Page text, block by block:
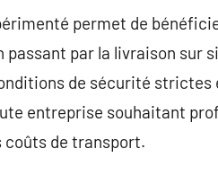
permet de
par la livraison sur
de sécurité
entreprise souhaitant
de transport.